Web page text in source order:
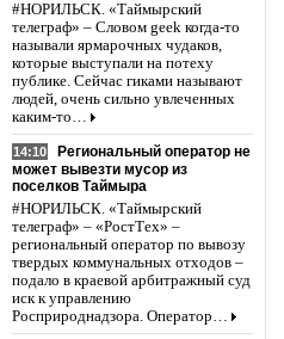
#НОРИЛЬСК. «Таймырский
телеграф» – Словом geek когда-то
называли ярмарочных чудаков,
которые выступали на потеху
публике. Сейчас гиками называют
людей, очень сильно увлеченных
каким-то…
14:10
Региональный оператор не
может вывезти мусор из
поселков Таймыра
#НОРИЛЬСК. «Таймырский
телеграф» – «РостТех» –
региональный оператор по вывозу
твердых коммунальных отходов –
подало в краевой арбитражный суд
иск к управлению
Росприроднадзора. Оператор…